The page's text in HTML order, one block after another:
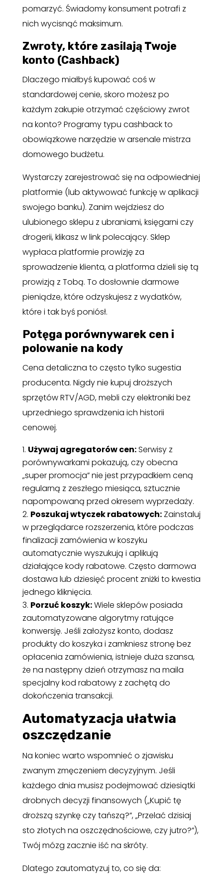
pomarzyć. Świadomy konsument potrafi z
nich wycisnąć maksimum.
Zwroty, które zasilają Twoje
konto (Cashback)
Dlaczego miałbyś kupować coś w
standardowej cenie, skoro możesz po
każdym zakupie otrzymać częściowy zwrot
na konto? Programy typu cashback to
obowiązkowe narzędzie w arsenale mistrza
domowego budżetu.
Wystarczy zarejestrować się na odpowiedniej
platformie (lub aktywować funkcję w aplikacji
swojego banku). Zanim wejdziesz do
ulubionego sklepu z ubraniami, księgarni czy
drogerii, klikasz w link polecający. Sklep
wypłaca platformie prowizję za
sprowadzenie klienta, a platforma dzieli się tą
prowizją z Tobą. To dosłownie darmowe
pieniądze, które odzyskujesz z wydatków,
które i tak byś poniósł.
Potęga porównywarek cen i
polowanie na kody
Cena detaliczna to często tylko sugestia
producenta. Nigdy nie kupuj droższych
sprzętów RTV/AGD, mebli czy elektroniki bez
uprzedniego sprawdzenia ich historii
cenowej.
Używaj agregatorów cen:Serwisy z
porównywarkami pokazują, czy obecna
„super promocja” nie jest przypadkiem ceną
regularną z zeszłego miesiąca, sztucznie
napompowaną przed okresem wyprzedaży.
Poszukaj wtyczek rabatowych:Zainstaluj
w przeglądarce rozszerzenia, które podczas
finalizacji zamówienia w koszyku
automatycznie wyszukują i aplikują
działające kody rabatowe. Często darmowa
dostawa lub dziesięć procent zniżki to kwestia
jednego kliknięcia.
Porzuć koszyk:Wiele sklepów posiada
zautomatyzowane algorytmy ratujące
konwersję. Jeśli założysz konto, dodasz
produkty do koszyka i zamkniesz stronę bez
opłacenia zamówienia, istnieje duża szansa,
że na następny dzień otrzymasz na maila
specjalny kod rabatowy z zachętą do
dokończenia transakcji.
Automatyzacja ułatwia
oszczędzanie
Na koniec warto wspomnieć o zjawisku
zwanym zmęczeniem decyzyjnym. Jeśli
każdego dnia musisz podejmować dziesiątki
drobnych decyzji finansowych („Kupić tę
droższą szynkę czy tańszą?”, „Przelać dzisiaj
sto złotych na oszczędnościowe, czy jutro?”),
Twój mózg zacznie iść na skróty.
Dlatego zautomatyzuj to, co się da: